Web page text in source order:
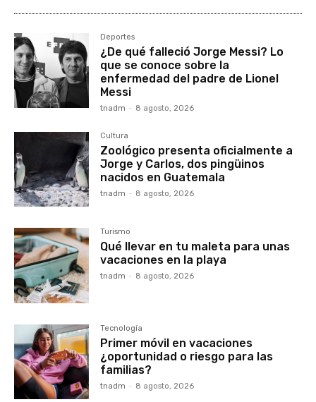
Deportes
¿De qué falleció Jorge Messi? Lo
que se conoce sobre la
enfermedad del padre de Lionel
Messi
tnadm - 8 agosto, 2026
Cultura
Zoológico presenta oficialmente a
Jorge y Carlos, dos pingüinos
nacidos en Guatemala
tnadm - 8 agosto, 2026
Turismo
Qué llevar en tu maleta para unas
vacaciones en la playa
tnadm - 8 agosto, 2026
Tecnología
Primer móvil en vacaciones
¿oportunidad o riesgo para las
familias?
tnadm - 8 agosto, 2026